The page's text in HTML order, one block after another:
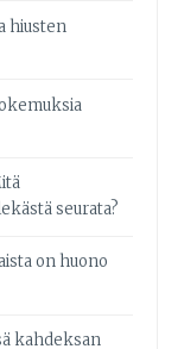
hiusten
seurata?
on huono
kahdeksan